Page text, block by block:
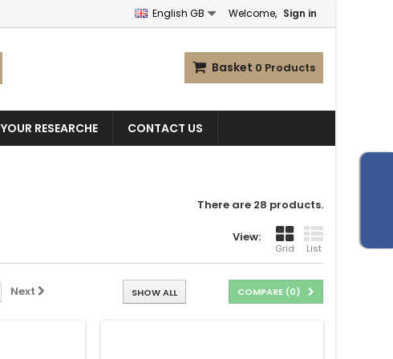
Welcome, Sign in
English GB
Basket 0 Products
YOUR RESEARCHE CONTACT US
There are 28 products.
View:
Grid List
COMPARE (0)
SHOW ALL
Next